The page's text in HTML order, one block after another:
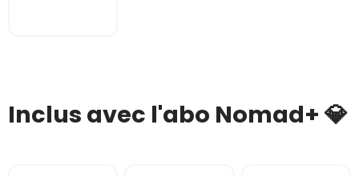
Inclus avec l'abo Nomad+ 💎